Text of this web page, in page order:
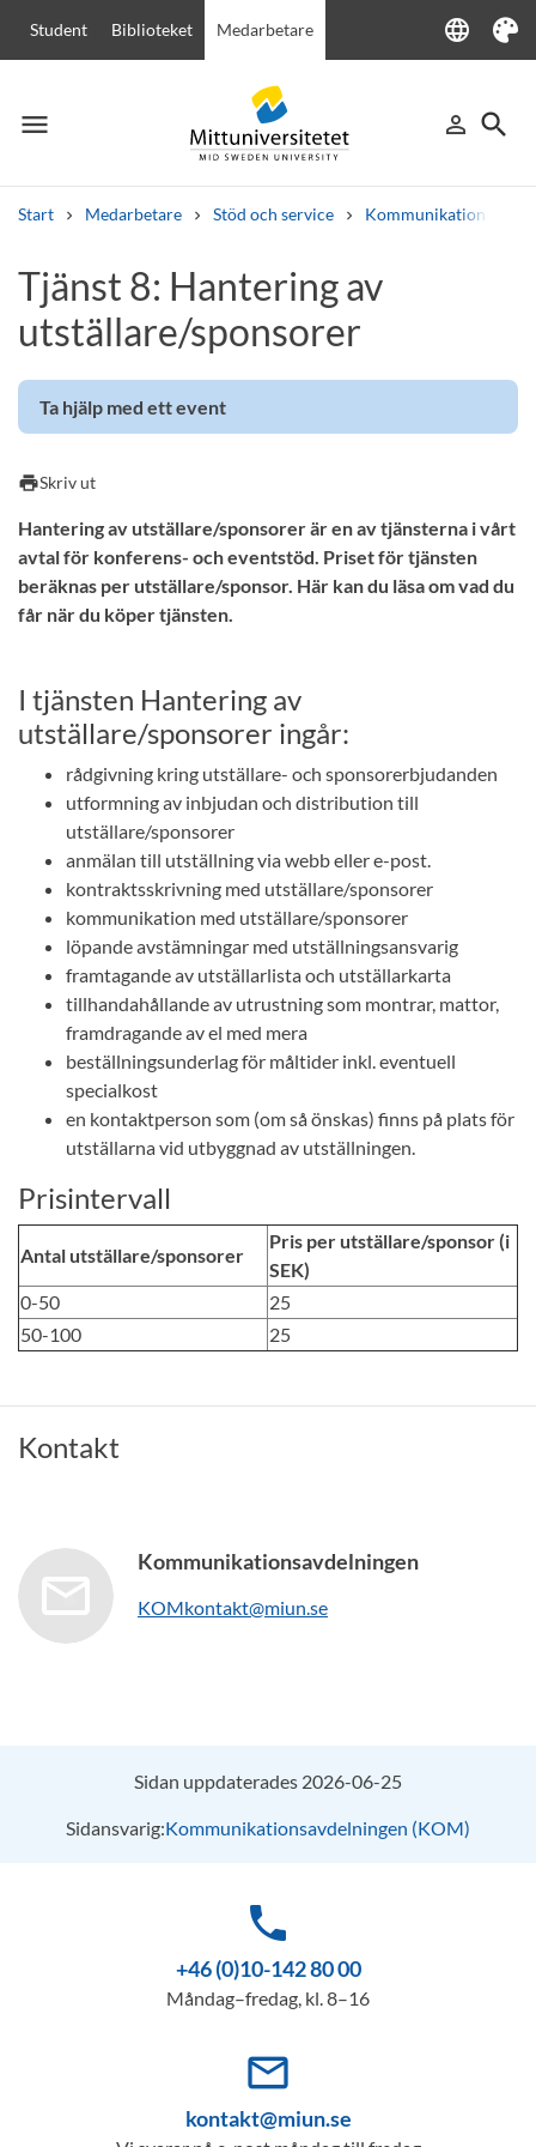
Student Biblioteket Medarbetare language
Language
Tema
menu
Meny person_outline
Logga in
search
Sök
Start Medarbetare Stöd och service Kommunikation
Andra söktjänster
Kurser och programKursplanerVälkomstbrev
Tjänst 8: Hantering av
utställare/sponsorer
Ta hjälp med ett event
printSkriv ut
Hantering av utställare/sponsorer är en av tjänsterna i vårt
avtal för konferens- och eventstöd. Priset för tjänsten
beräknas per utställare/sponsor. Här kan du läsa om vad du
får när du köper tjänsten.
I tjänsten Hantering av
utställare/sponsorer ingår:
rådgivning kring utställare- och sponsorerbjudanden
utformning av inbjudan och distribution till
utställare/sponsorer
anmälan till utställning via webb eller e-post.
kontraktsskrivning med utställare/sponsorer
kommunikation med utställare/sponsorer
löpande avstämningar med utställningsansvarig
framtagande av utställarlista och utställarkarta
tillhandahållande av utrustning som montrar, mattor,
framdragande av el med mera
beställningsunderlag för måltider inkl. eventuell
specialkost
en kontaktperson som (om så önskas) finns på plats för
utställarna vid utbyggnad av utställningen.
Prisintervall
Antal utställare/sponsorer
Pris per utställare/sponsor (i
SEK)
0-50
25
50-100
25
Kontakt
Kommunikationsavdelningen
KOMkontakt@miun.se
Sidan uppdaterades 2026-06-25
Sidansvarig:Kommunikationsavdelningen (KOM)
phone
+46 (0)10-142 80 00
Måndag–fredag, kl. 8–16
mail_outline
kontakt@miun.se